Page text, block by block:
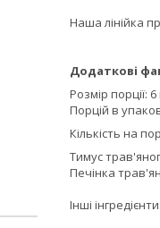
Наша лінійка
Додаткові
Розмір порції:
Порцій в
Кількість на
Тимус
Печінка
Інші